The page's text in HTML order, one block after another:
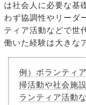
は社会人に必要な基
わず協調性やリーダ
ティア活動などで世
働いた経験は大きな
例）ボランティ
掃活動や社会施
ランティア活動